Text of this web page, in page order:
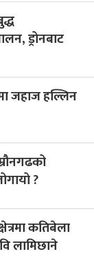
ड्रोनबाट
जहाज हल्लिन
?
कतिबेला
लामिछाने